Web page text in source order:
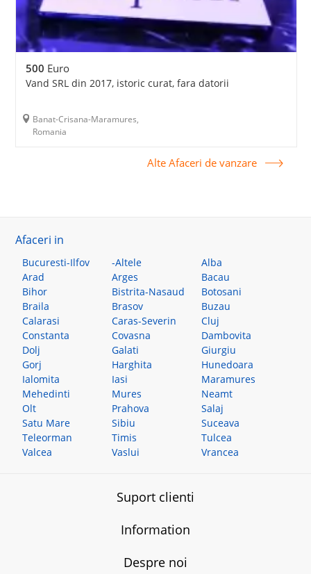
500 Euro
Vand SRL din 2017, istoric curat, fara datorii
Banat-Crisana-Maramures,
Romania
Alte Afaceri de vanzare
Afaceri in
Bucuresti-Ilfov -Altele
Alba
Arad
Arges
Bacau
Bihor
Bistrita-Nasaud
Botosani
Braila
Brasov
Buzau
Calarasi
Caras-Severin
Cluj
Constanta
Covasna
Dambovita
Dolj
Galati
Giurgiu
Gorj
Harghita
Hunedoara
Ialomita
Iasi
Maramures
Mehedinti
Mures
Neamt
Olt
Prahova
Salaj
Satu Mare
Sibiu
Suceava
Teleorman
Timis
Tulcea
Valcea
Vaslui Vrancea
Suport clienti
Information
Despre noi